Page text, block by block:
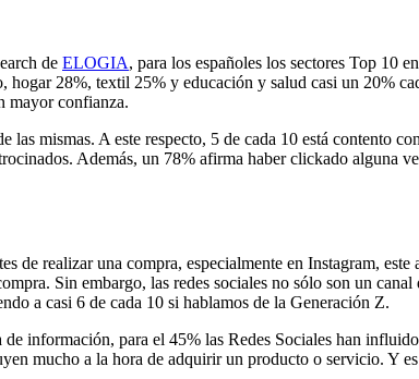
de ELOGIA, para los españoles los sectores Top 10
28%, textil 25% y educación y salud casi un 20%
mayor confianza.
mismas. A este respecto, 5 de cada 10 está contento
Además, un 78% afirma haber clickado alguna
de realizar una compra, especialmente en Instagram,
Sin embargo, las redes sociales no sólo son un
a casi 6 de cada 10 si hablamos de la Generación Z.
información, para el 45% las Redes Sociales han
mucho a la hora de adquirir un producto o servicio. Y